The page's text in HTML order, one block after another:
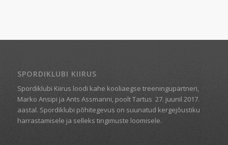
SPORDIKLUBI KIIRUS
Spordiklubi Kiirus loodi kahe kooliaegse treeningupartneri,
Marko Ansipi ja Ants Assmanni, poolt Tartus 27. juunil 2017.
aastal. Spordiklubi põhitegevus on suunatud kergejõustiku
harrastamisele ja selleks tingimuste loomisele.